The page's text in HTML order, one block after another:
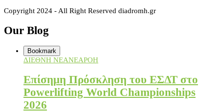
Copyright 2024 - All Right Reserved diadromh.gr
Our Blog
Bookmark
ΔΙΕΘΝΗ ΝΕΑΝΕΑΡΟΗ
Επίσημη Πρόσκληση του ΕΣΔΤ στο
Powerlifting World Championships
2026